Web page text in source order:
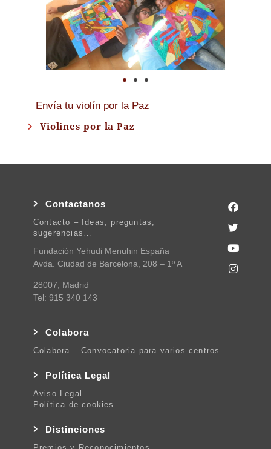
Envía tu violín por la Paz
Violines por la Paz
Contactanos
Contacto – Ideas, preguntas,
sugerencias…
Fundación Yehudi Menuhin España
Avda. Ciudad de Barcelona, 208 – 1º A
28007, Madrid
Tel: 915 340 143
Colabora
Colabora – Convocatoria para varios centros.
Política Legal
Aviso Legal
Política de cookies
Distinciones